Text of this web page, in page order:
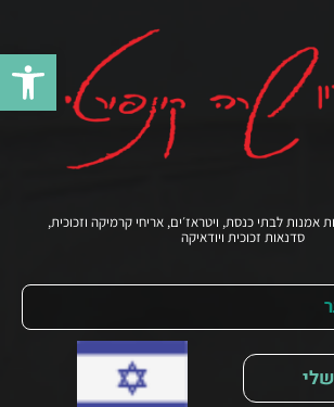
פתח
אמנות לבתי כנסת, ויטראז׳ים, אריחי קרמיקה וזכוכית,
סדנאות זכוכית ויודאיקה